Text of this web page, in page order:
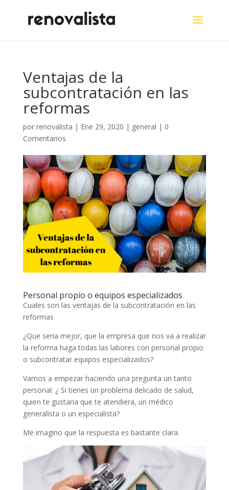
Ventajas de la
subcontratación en las
reformas
por renovalista | Ene 29, 2020 | general | 0
Comentarios
Personal propio o equipos especializados
Cuales son las ventajas de la subcontratación en las
reformas
¿Que seria mejor, que la empresa que nos va a realizar
la reforma haga todas las labores con personal propio
o subcontratar equipos especializados?
Vamos a empezar haciendo una pregunta un tanto
personal: ¿ Si tienes un problema delicado de salud,
quien te gustaria que te atendiera, un médico
generalista o un especialista?
Me imagino que la respuesta es bastante clara.